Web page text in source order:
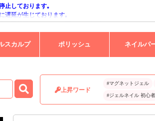
止しております｡
遅延が生じております｡
ご理解賜りますようお願い申し上げます｡
スカルプ ポリッシュ ネイルパ
上昇ワード
#マグネットジェル
#ジェルネイル 初心者